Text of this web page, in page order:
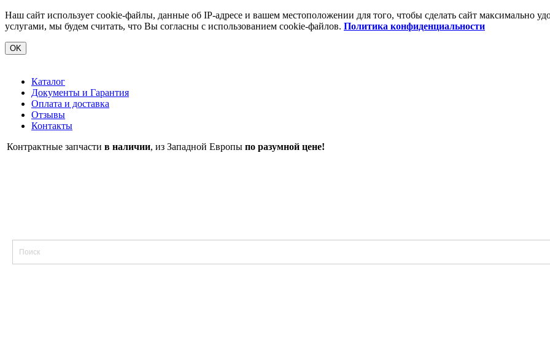
Наш сайт использует cookie-файлы, данные об IP-адресе и вашем местоположении для того, чтобы сделать сайт максимально
услугами, мы будем считать, что Вы согласны с использованием cookie-файлов. Политика конфиденциальности
OK
Каталог
Документы и Гарантия
Оплата и доставка
Отзывы
Контакты
Контрактные запчасти в наличии, из Западной Европы по разумной цене!